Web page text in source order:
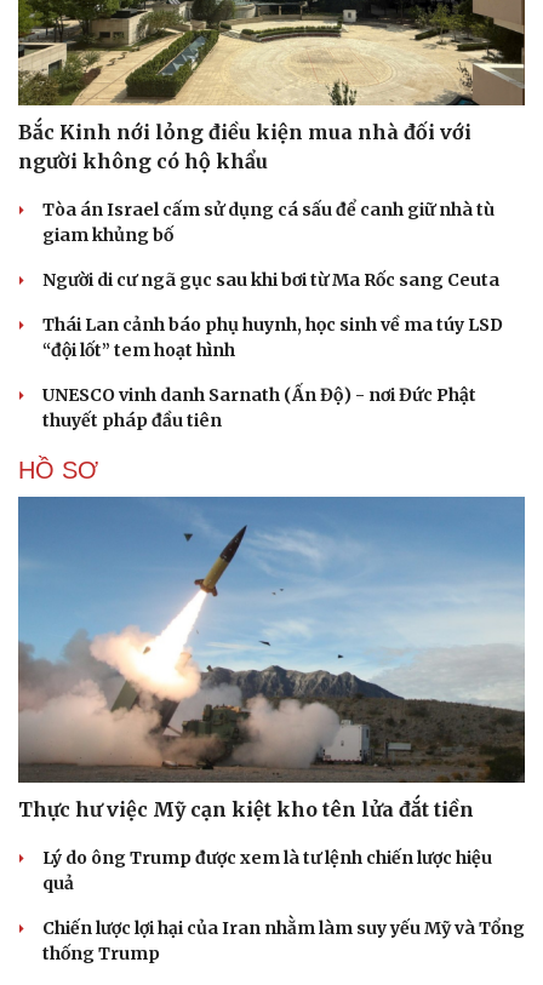
Cải chính
Bắc Kinh nới lỏng điều kiện mua nhà đối với
người không có hộ khẩu
Tòa án Israel cấm sử dụng cá sấu để canh giữ nhà tù
giam khủng bố
Người di cư ngã gục sau khi bơi từ Ma Rốc sang Ceuta
Thái Lan cảnh báo phụ huynh, học sinh về ma túy LSD
“đội lốt” tem hoạt hình
UNESCO vinh danh Sarnath (Ấn Độ) - nơi Đức Phật
thuyết pháp đầu tiên
HỒ SƠ
Thực hư việc Mỹ cạn kiệt kho tên lửa đắt tiền
Lý do ông Trump được xem là tư lệnh chiến lược hiệu
quả
Chiến lược lợi hại của Iran nhằm làm suy yếu Mỹ và Tổng
thống Trump